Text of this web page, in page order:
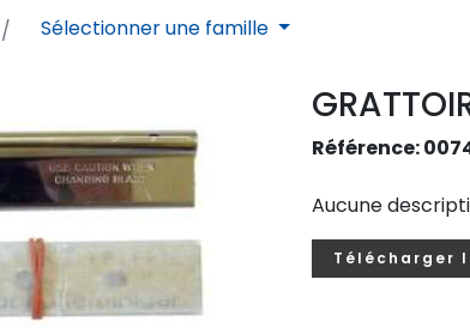
Sélectionner une famille
Référence:
Aucune
Télécharger